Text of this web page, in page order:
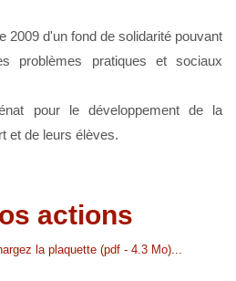
2009 d'un fond de solidarité pouvant
problèmes pratiques et sociaux
pour le développement de la
et de leurs élèves.
actions
la plaquette (pdf - 4.3 Mo)...